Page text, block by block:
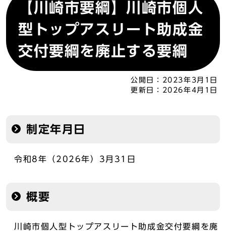
【川崎市要綱】川崎市個人
型トップアスリート助成金
交付要綱を廃止する要綱
公開日：
2023年3月1日
更新日：
2026年4月1日
制定年月日
令和8年（2026年）3月31日
概要
川崎市個人型トップアスリート助成金交付要綱を廃